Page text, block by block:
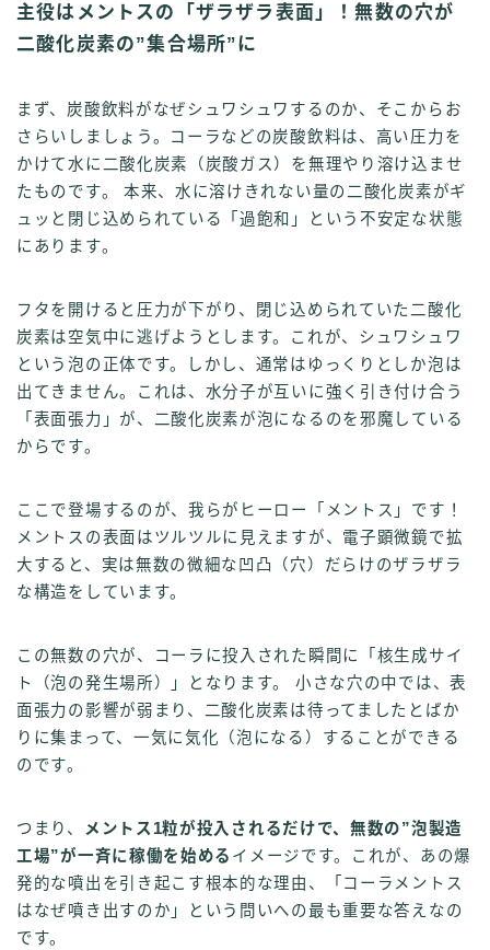
主役はメントスの「ザラザラ表面」！無数の穴が
二酸化炭素の”集合場所”に
まず、炭酸飲料がなぜシュワシュワするのか、そこからお
さらいしましょう。コーラなどの炭酸飲料は、高い圧力を
かけて水に二酸化炭素（炭酸ガス）を無理やり溶け込ませ
たものです。 本来、水に溶けきれない量の二酸化炭素がギ
ュッと閉じ込められている「過飽和」という不安定な状態
にあります。
フタを開けると圧力が下がり、閉じ込められていた二酸化
炭素は空気中に逃げようとします。これが、シュワシュワ
という泡の正体です。しかし、通常はゆっくりとしか泡は
出てきません。これは、水分子が互いに強く引き付け合う
「表面張力」が、二酸化炭素が泡になるのを邪魔している
からです。
ここで登場するのが、我らがヒーロー「メントス」です！
メントスの表面はツルツルに見えますが、電子顕微鏡で拡
大すると、実は無数の微細な凹凸（穴）だらけのザラザラ
な構造をしています。
この無数の穴が、コーラに投入された瞬間に「核生成サイ
ト（泡の発生場所）」となります。 小さな穴の中では、表
面張力の影響が弱まり、二酸化炭素は待ってましたとばか
りに集まって、一気に気化（泡になる）することができる
のです。
つまり、
メントス1粒が投入されるだけで、無数の”泡製造
工場”が一斉に稼働を始める イメージです。これが、あの爆
発的な噴出を引き起こす根本的な理由、「コーラメントス
はなぜ噴き出すのか」という問いへの最も重要な答えなの
です。